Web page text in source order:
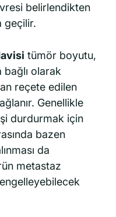
belirlendikten
geçilir.
tümör boyutu,
olarak
reçete edilen
Genellikle
durdurmak için
bazen
da
metastaz
engelleyebilecek